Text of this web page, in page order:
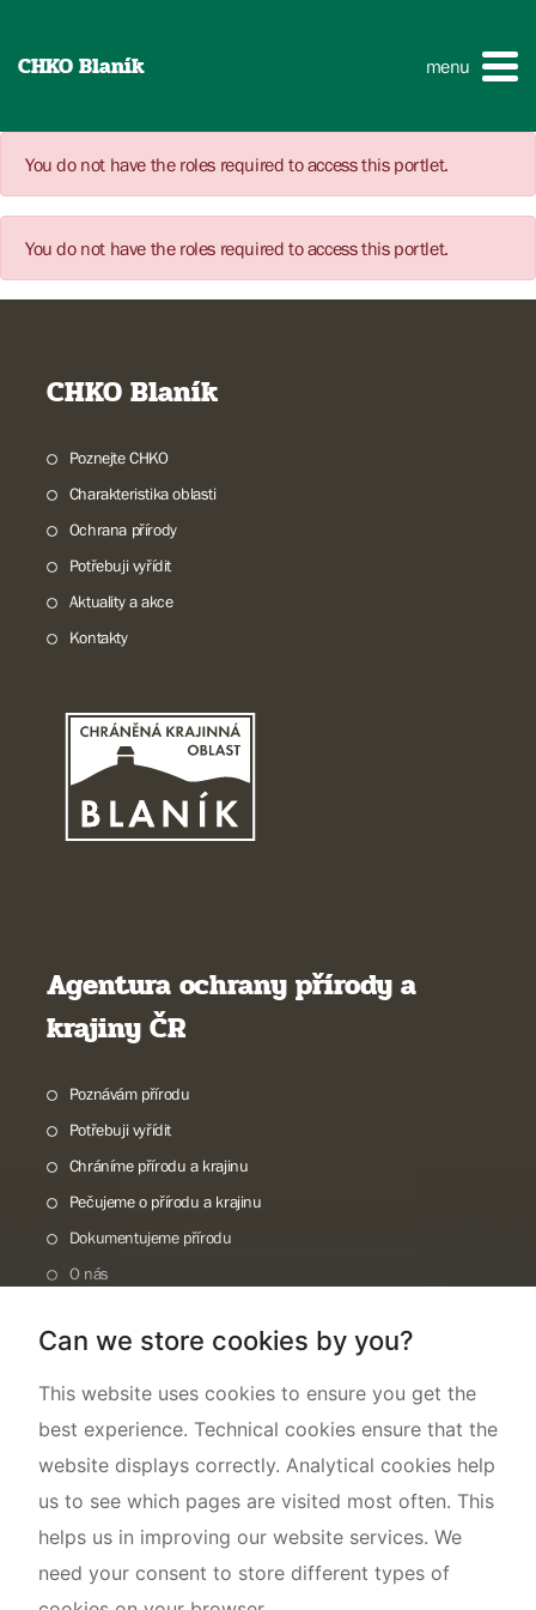
CHKO Blaník menu
You do not have the roles required to access this portlet.
You do not have the roles required to access this portlet.
CHKO Blaník
Poznejte CHKO
Charakteristika oblasti
Ochrana přírody
Potřebuji vyřídit
Aktuality a akce
Kontakty
Agentura ochrany přírody a
krajiny ČR
Poznávám přírodu
Potřebuji vyřídit
Chráníme přírodu a krajinu
Pečujeme o přírodu a krajinu
Dokumentujeme přírodu
O nás
Can we store cookies by you?
This website uses cookies to ensure you get the
best experience. Technical cookies ensure that the
website displays correctly. Analytical cookies help
us to see which pages are visited most often. This
helps us in improving our website services. We
need your consent to store different types of